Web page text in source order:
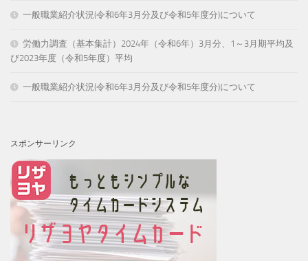
一般職業紹介状況(令和6年3月分及び令和5年度分)について
労働力調査（基本集計）2024年（令和6年）3月分、1～3月期平均及
び2023年度（令和5年度）平均
一般職業紹介状況(令和6年3月分及び令和5年度分)について
スポンサーリンク